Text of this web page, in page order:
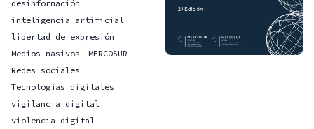
desinformación
inteligencia artificial
libertad de expresión
Medios masivos
MERCOSUR
Redes sociales
Tecnologías digitales
vigilancia digital
violencia digital